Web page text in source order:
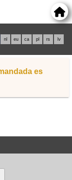
nl eu ca pl rs lv
es